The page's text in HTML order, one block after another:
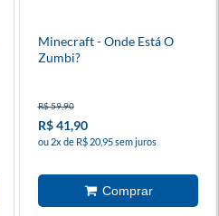
Minecraft - Onde Está O
Zumbi?
R$ 59,90
R$ 41,90
ou 2x de R$ 20,95 sem juros